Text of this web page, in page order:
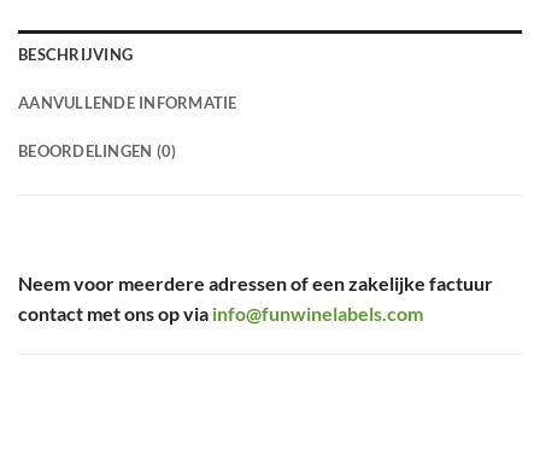
BESCHRIJVING
AANVULLENDE INFORMATIE
BEOORDELINGEN (0)
Neem voor meerdere adressen of een zakelijke factuur
contact met ons op via info@funwinelabels.com